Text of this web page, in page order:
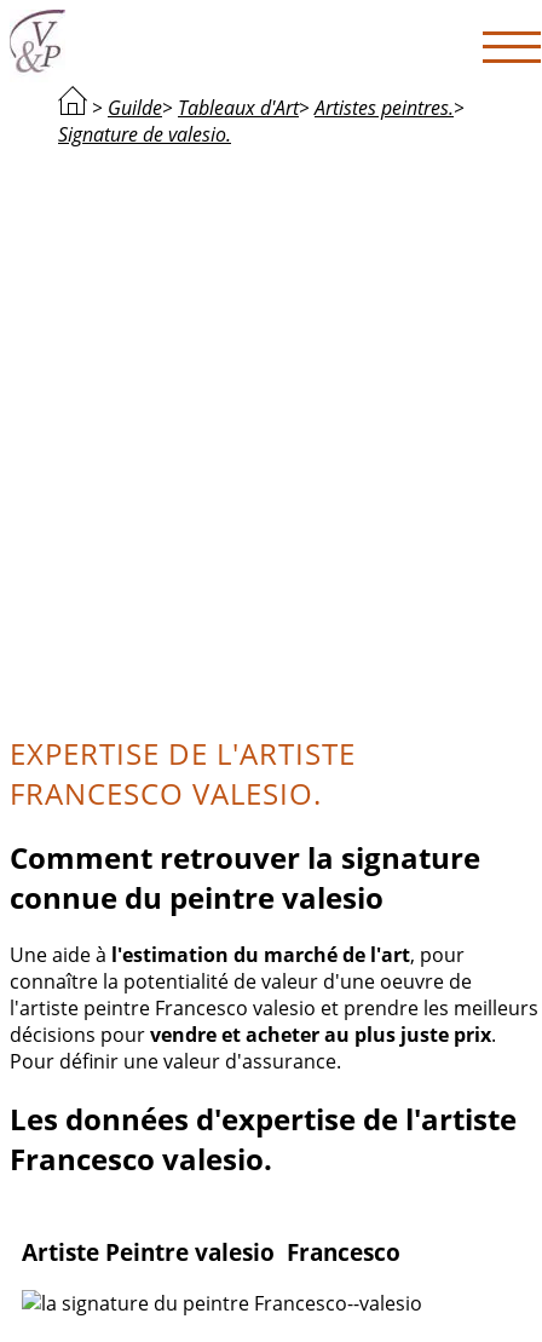
> Guilde> Tableaux d'Art>Artistes peintres.>
Signature de valesio.
EXPERTISE DE L'ARTISTE
FRANCESCO VALESIO.
Comment retrouver la signature
connue du peintre valesio
Une aide à l'estimation du marché de l'art, pour
connaître la potentialité de valeur d'une oeuvre de
l'artiste peintre Francesco valesio et prendre les meilleurs
décisions pourvendre et acheter au plus juste prix.
Pour définir une valeur d'assurance.
Les données d'expertise de l'artiste
Francesco valesio.
Artiste Peintre valesio Francesco